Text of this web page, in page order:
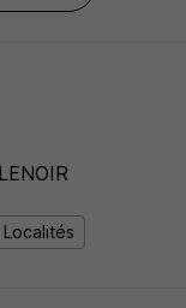
Localités